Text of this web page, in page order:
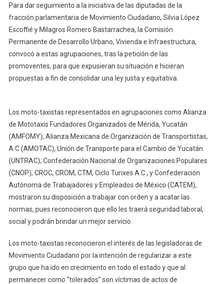
Para dar seguimiento a la iniciativa de las diputadas de la
fracción parlamentaria de Movimiento Ciudadano, Silvia López
Escoffié y Milagros Romero Bastarrachea, la Comisión
Permanente de Desarrollo Urbano, Vivienda e Infraestructura,
convocó a estas agrupaciones, tras la petición de las
promoventes, para que expusieran su situación e hicieran
propuestas a fin de consolidar una ley justa y equitativa.
Los moto-taxistas representados en agrupaciones como Alianza
de Mototaxis Fundadores Organizados de Mérida, Yucatán
(AMFOMY); Alianza Mexicana de Organización de Transportistas,
A.C (AMOTAC), Unión de Transporte para el Cambio de Yucatán
(UNTRAC); Confederación Nacional de Organizaciones Populares
(CNOP); CROC, CROM, CTM, Ciclo Turixes A.C., y Confederación
Autónoma de Trabajadores y Empleados de México (CATEM),
mostraron su disposición a trabajar con orden y a acatar las
normas, pues reconocieron que ello les traerá seguridad laboral,
social y podrán brindar un mejor servicio.
Los moto-taxistas reconocieron el interés de las legisladoras de
Movimiento Ciudadano por la intención de regularizar a este
grupo que ha ido en crecimiento en todo el estado y que al
permanecer como “tolerados” son víctimas de actos de